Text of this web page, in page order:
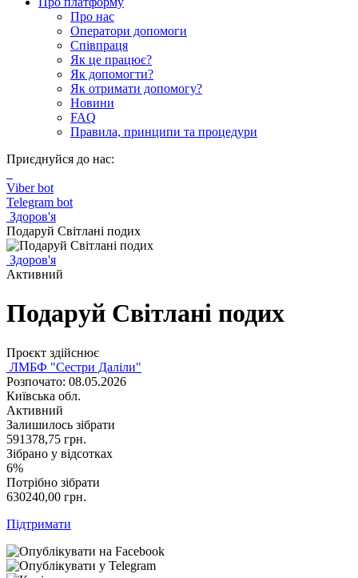
Про нас
Оператори допомоги
Співпраця
Як це працює?
Як допомогти?
Як отримати допомогу?
Новини
FAQ
Правила, принципи та процедури
Приєднуйся до нас:
Viber bot
Telegram bot
Здоров'я
Подаруй Світлані подих
Здоров'я
Активний
Подаруй Світлані подих
Проєкт здійснює
ЛМБФ "Сестри Даліли"
Розпочато: 08.05.2026
Київська обл.
Активний
Залишилось зібрати
591378,75 грн.
Зібрано у відсотках
6%
Потрібно зібрати
630240,00 грн.
Підтримати